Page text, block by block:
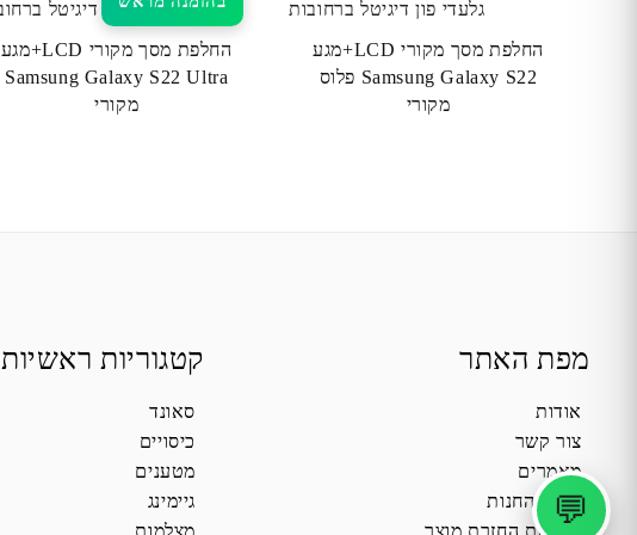
💬
החלפת מסך מקורי LCD+מגע
Samsung Galaxy S22 פלוס
מקורי
החלפת מסך מקורי LCD+מגע
Samsung Galaxy S22 Ultra
מקורי
מפת האתר
אודות
צור קשר
מאמרים
תקנון החנות
מדיניות החזרת מוצר
קטגוריות ראשיות
סאונד
כיסויים
מטענים
גיימינג
מצלמות